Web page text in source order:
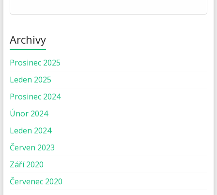
Archivy
Prosinec 2025
Leden 2025
Prosinec 2024
Únor 2024
Leden 2024
Červen 2023
Září 2020
Červenec 2020